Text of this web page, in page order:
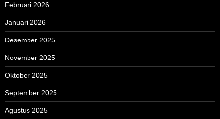
Februari 2026
Januari 2026
Desember 2025
November 2025
Oktober 2025
September 2025
Agustus 2025